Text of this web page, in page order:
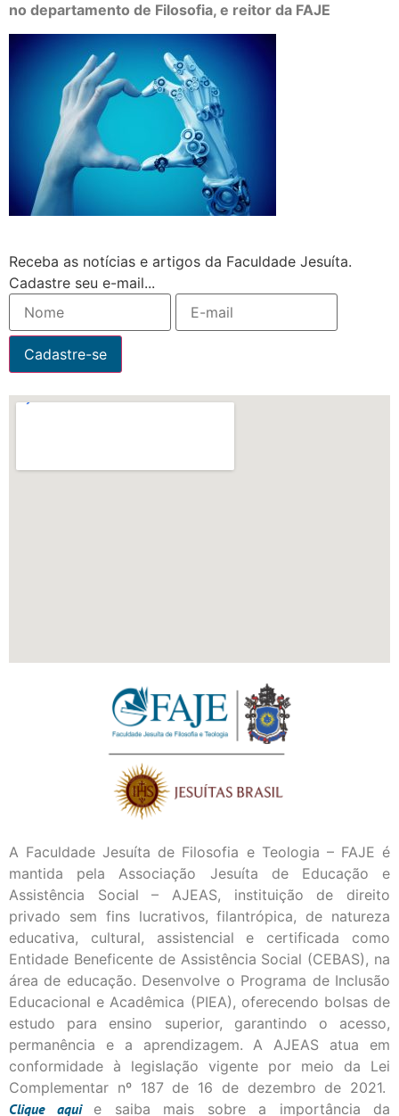
no departamento de Filosofia, e reitor da FAJE
Receba as notícias e artigos da Faculdade Jesuíta.
Cadastre seu e-mail...
A Faculdade Jesuíta de Filosofia e Teologia – FAJE é
mantida pela Associação Jesuíta de Educação e
Assistência Social – AJEAS, instituição de direito
privado sem fins lucrativos, filantrópica, de natureza
educativa, cultural, assistencial e certificada como
Entidade Beneficente de Assistência Social (CEBAS), na
área de educação. Desenvolve o Programa de Inclusão
Educacional e Acadêmica (PIEA), oferecendo bolsas de
estudo para ensino superior, garantindo o acesso,
permanência e a aprendizagem. A AJEAS atua em
conformidade à legislação vigente por meio da Lei
Complementar nº 187 de 16 de dezembro de 2021.
Cliqueaqui e saiba mais sobre a importância da